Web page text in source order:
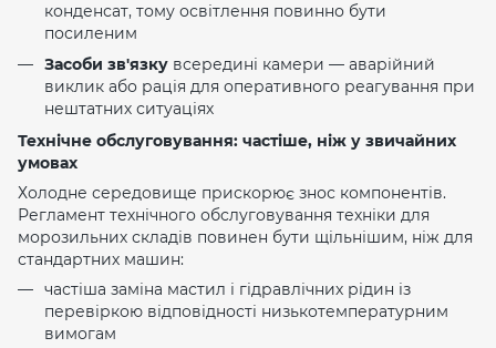
конденсат, тому освітлення повинно бути
посиленим
Засоби зв'язку всередині камери — аварійний
виклик або рація для оперативного реагування при
нештатних ситуаціях
Технічне обслуговування: частіше, ніж у звичайних
умовах
Холодне середовище прискорює знос компонентів.
Регламент технічного обслуговування техніки для
морозильних складів повинен бути щільнішим, ніж для
стандартних машин:
частіша заміна мастил і гідравлічних рідин із
перевіркою відповідності низькотемпературним
вимогам